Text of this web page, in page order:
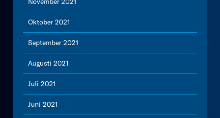
Oktober 2021
September 2021
Augusti 2021
Juli 2021
Juni 2021